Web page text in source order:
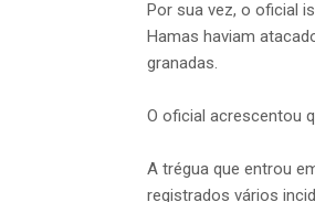
Por sua vez, o oficial
Hamas haviam
granadas.
O oficial acrescentou
A trégua que entrou
registrados vários